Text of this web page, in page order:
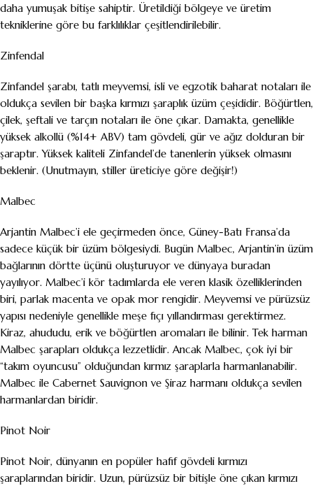
daha yumuşak bitişe sahiptir. Üretildiği bölgeye ve üretim
tekniklerine göre bu farklılıklar çeşitlendirilebilir.
Zinfendal
Zinfandel şarabı, tatlı meyvemsi, isli ve egzotik baharat notaları ile
oldukça sevilen bir başka kırmızı şaraplık üzüm çeşididir. Böğürtlen,
çilek, şeftali ve tarçın notaları ile öne çıkar. Damakta, genellikle
yüksek alkollü (%14+ ABV) tam gövdeli, gür ve ağız dolduran bir
şaraptır. Yüksek kaliteli Zinfandel’de tanenlerin yüksek olmasını
beklenir. (Unutmayın, stiller üreticiye göre değişir!)
Malbec
Arjantin Malbec’i ele geçirmeden önce, Güney-Batı Fransa’da
sadece küçük bir üzüm bölgesiydi. Bugün Malbec, Arjantin’in üzüm
bağlarının dörtte üçünü oluşturuyor ve dünyaya buradan
yayılıyor. Malbec’i kör tadımlarda ele veren klasik özelliklerinden
biri, parlak macenta ve opak mor rengidir. Meyvemsi ve pürüzsüz
yapısı nedeniyle genellikle meşe fıçı yıllandırması gerektirmez.
Kiraz, ahududu, erik ve böğürtlen aromaları ile bilinir. Tek harman
Malbec şarapları oldukça lezzetlidir. Ancak Malbec, çok iyi bir
“takım oyuncusu” olduğundan kırmız şaraplarla harmanlanabilir.
Malbec ile Cabernet Sauvignon ve Şiraz harmanı oldukça sevilen
harmanlardan biridir.
Pinot Noir
Pinot Noir, dünyanın en popüler hafif gövdeli kırmızı
şaraplarından biridir. Uzun, pürüzsüz bir bitişle öne çıkan kırmızı